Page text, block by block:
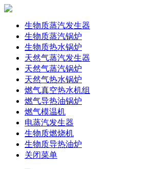
生物质蒸汽发生器
生物质蒸汽锅炉
生物质热水锅炉
天然气蒸汽发生器
天然气蒸汽锅炉
天然气热水锅炉
燃气真空热水机组
燃气导热油锅炉
燃气模温机
电蒸汽发生器
生物质燃烧机
生物质导热油炉
关闭菜单